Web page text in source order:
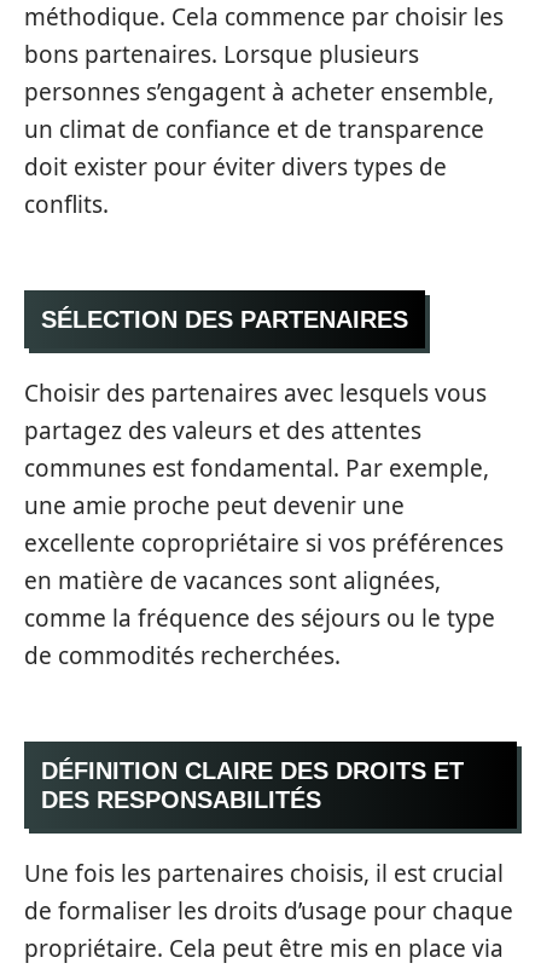
méthodique. Cela commence par choisir les
bons partenaires. Lorsque plusieurs
personnes s’engagent à acheter ensemble,
un climat de confiance et de transparence
doit exister pour éviter divers types de
conflits.
SÉLECTION DES PARTENAIRES
Choisir des partenaires avec lesquels vous
partagez des valeurs et des attentes
communes est fondamental. Par exemple,
une amie proche peut devenir une
excellente copropriétaire si vos préférences
en matière de vacances sont alignées,
comme la fréquence des séjours ou le type
de commodités recherchées.
DÉFINITION CLAIRE DES DROITS ET
DES RESPONSABILITÉS
Une fois les partenaires choisis, il est crucial
de formaliser les droits d’usage pour chaque
propriétaire. Cela peut être mis en place via